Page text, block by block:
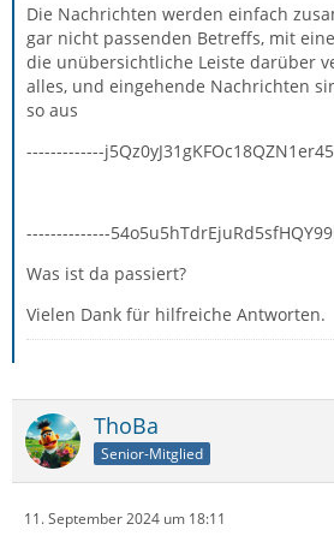
Die Nachrichten werden einfach
gar nicht passenden Betreffs, mit
die unübersichtliche Leiste darüber
alles, und eingehende Nachrichten
so aus
-------------
--------------
Was ist da passiert?
Vielen Dank für hilfreiche Antworten.
ThoBa
Senior-Mitglied
11. September 2024 um 18:11